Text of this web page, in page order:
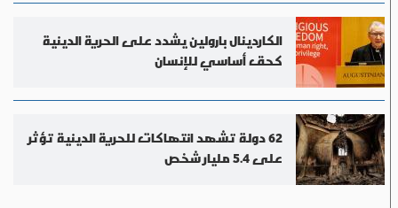
الكاردينال بارولين يشدد على الحرية الدينية
كحق أساسي للإنسان
62 دولة تشهد انتهاكات للحرية الدينية تؤثر
على 5.4 مليار شخص